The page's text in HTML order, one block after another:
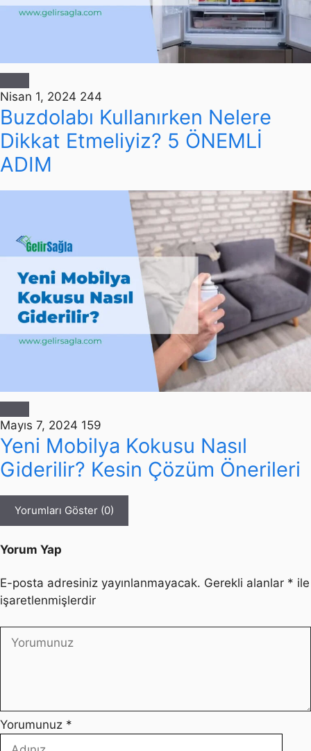
Nisan 1, 2024 244
Buzdolabı Kullanırken Nelere
Dikkat Etmeliyiz? 5 ÖNEMLİ
ADIM
Mayıs 7, 2024 159
Yeni Mobilya Kokusu Nasıl
Giderilir? Kesin Çözüm Önerileri
Yorumları Göster (0)
Yorum Yap
E-posta adresiniz yayınlanmayacak. Gerekli alanlar * ile
işaretlenmişlerdir
Yorumunuz *